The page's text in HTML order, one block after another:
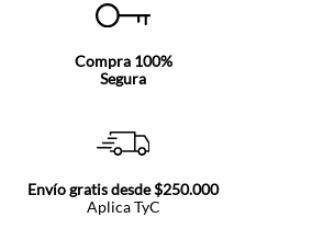
Compra 100%
Segura
Envío gratis desde $250.000
Aplica TyC